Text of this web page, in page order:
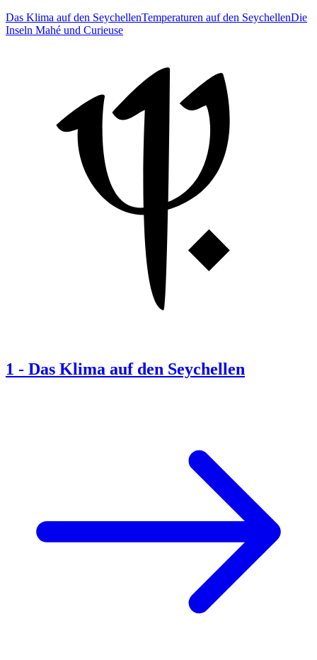
Das Klima auf den SeychellenTemperaturen auf den SeychellenDie
Inseln Mahé und Curieuse
1 - Das Klima auf den Seychellen